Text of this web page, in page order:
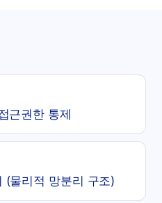
근권한 통제
(물리적 망분리 구조)